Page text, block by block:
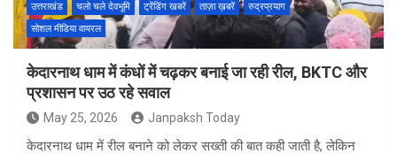
उत्तराखंड चलो चले देवभूमि ट्रेंडिंग खबरें ताज़ा ख़बरें
रुद्रप्रयाग
सोशल मीडिया वायरल
केदारनाथ धाम में कंधों में चढ़कर बनाई जा रही रील, BKTC और
प्रशासन पर उठ रहे सवाल
May 25, 2026 Janpaksh Today
केदारनाथ धाम में रील बनाने को लेकर सख्ती की बात कही जाती है, लेकिन